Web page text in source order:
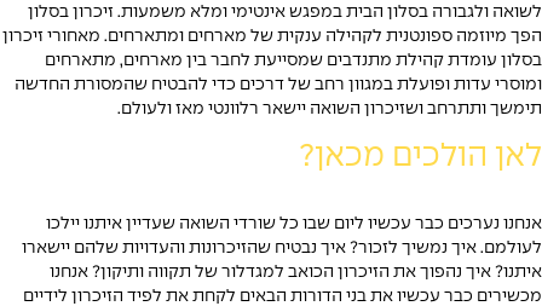
בסלון הבית במפגש אינטימי ומלא משמעות. זיכרון בסלון
לקהילה ענקית של מארחים ומתארחים. מאחורי זיכרון
קהילת מתנדבים שמסייעת לחבר בין מארחים, מתארחים
ופועלת במגוון רחב של דרכים כדי להבטיח שהמסורת החדשה
ושזיכרון השואה יישאר רלוונטי מאז ולעולם.
מכאן?
כבר עכשיו ליום שבו כל שורדי השואה שעדיין איתנו יילכו
נמשיך לזכור? איך נבטיח שהזיכרונות והעדויות שלהם יישארו
את הזיכרון הכואב למגדלור של תקווה ותיקון? אנחנו
עכשיו את בני הדורות הבאים לקחת את לפיד הזיכרון לידיים